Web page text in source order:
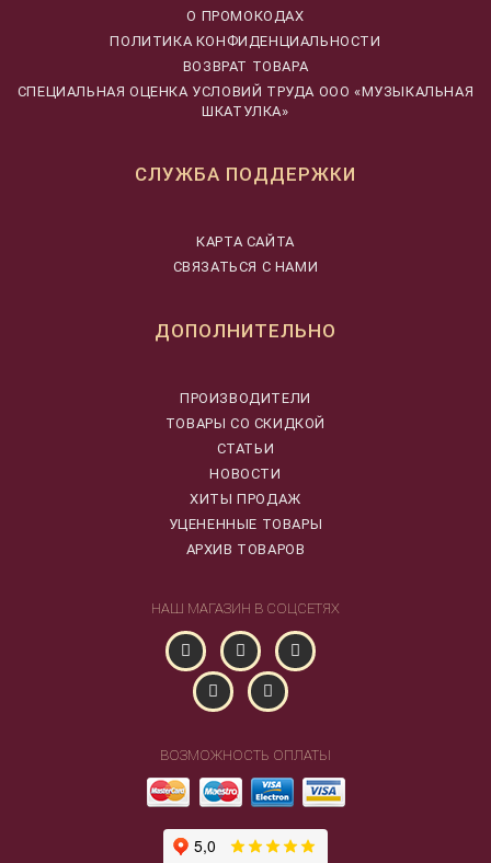
О ПРОМОКОДАХ
ПОЛИТИКА КОНФИДЕНЦИАЛЬНОСТИ
ВОЗВРАТ ТОВАРА
CПЕЦИАЛЬНАЯ ОЦЕНКА УСЛОВИЙ ТРУДА ООО «МУЗЫКАЛЬНАЯ
ШКАТУЛКА»
СЛУЖБА ПОДДЕРЖКИ
КАРТА САЙТА
СВЯЗАТЬСЯ С НАМИ
ДОПОЛНИТЕЛЬНО
ПРОИЗВОДИТЕЛИ
ТОВАРЫ СО СКИДКОЙ
СТАТЬИ
НОВОСТИ
ХИТЫ ПРОДАЖ
УЦЕНЕННЫЕ ТОВАРЫ
АРХИВ ТОВАРОВ
НАШ МАГАЗИН В СОЦСЕТЯХ
ВОЗМОЖНОСТЬ ОПЛАТЫ